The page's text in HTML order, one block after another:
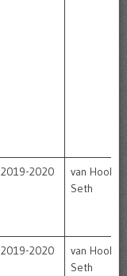
2019-2020
van
Seth
2019-2020
van
Seth